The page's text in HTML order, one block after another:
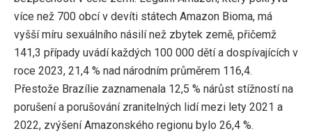
více než 700 obcí v devíti státech Amazon Bioma, má
vyšší míru sexuálního násilí než zbytek země, přičemž
141,3 případy uvádí každých 100 000 dětí a dospívajících v
roce 2023, 21,4 % nad národním průměrem 116,4.
Přestože Brazílie zaznamenala 12,5 % nárůst stížností na
porušení a porušování zranitelných lidí mezi lety 2021 a
2022, zvýšení Amazonského regionu bylo 26,4 %.